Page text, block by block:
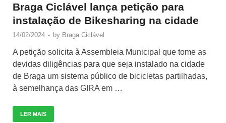
Braga Ciclável lança petição para
instalação de Bikesharing na cidade
14/02/2024 - by Braga Ciclável
A petição solicita à Assembleia Municipal que tome as
devidas diligências para que seja instalado na cidade
de Braga um sistema público de bicicletas partilhadas,
à semelhança das GIRA em …
LER MAIS